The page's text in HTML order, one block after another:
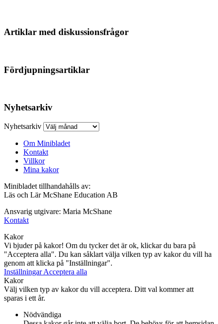
Artiklar med diskussionsfrågor
Fördjupningsartiklar
Nyhetsarkiv
Nyhetsarkiv
Om Minibladet
Kontakt
Villkor
Mina kakor
Minibladet tillhandahålls av:
Läs och Lär McShane Education AB
Ansvarig utgivare: Maria McShane
Kontakt
Kakor
Vi bjuder på kakor! Om du tycker det är ok, klickar du bara på
"Acceptera alla". Du kan såklart välja vilken typ av kakor du vill ha
genom att klicka på "Inställningar".
InställningarAcceptera alla
Kakor
Välj vilken typ av kakor du vill acceptera. Ditt val kommer att
sparas i ett år.
Nödvändiga